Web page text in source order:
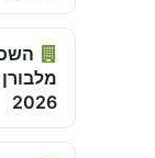
2026